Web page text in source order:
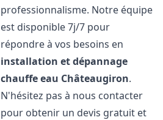
professionnalisme. Notre équipe
est disponible 7j/7 pour
répondre à vos besoins en
installation et dépannage
chauffe eau Châteaugiron.
N'hésitez pas à nous contacter
pour obtenir un devis gratuit et